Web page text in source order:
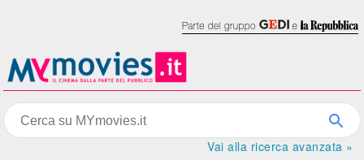
Vai alla ricerca avanzata »